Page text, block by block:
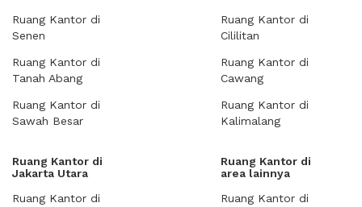
Ruang Kantor di
Senen
Ruang Kantor di
Tanah Abang
Ruang Kantor di
Sawah Besar
Ruang Kantor di
Cililitan
Ruang Kantor di
Cawang
Ruang Kantor di
Kalimalang
Ruang Kantor di
Jakarta Utara
Ruang Kantor di
Ruang Kantor di
area lainnya
Ruang Kantor di